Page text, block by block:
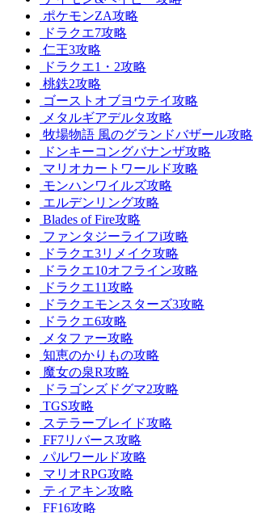
ポケモンZA攻略
ドラクエ7攻略
仁王3攻略
ドラクエ1・2攻略
桃鉄2攻略
ゴーストオブヨウテイ攻略
メタルギアデルタ攻略
牧場物語 風のグランドバザール攻略
ドンキーコングバナンザ攻略
マリオカートワールド攻略
モンハンワイルズ攻略
エルデンリング攻略
Blades of Fire攻略
ファンタジーライフi攻略
ドラクエ3リメイク攻略
ドラクエ10オフライン攻略
ドラクエ11攻略
ドラクエモンスターズ3攻略
ドラクエ6攻略
メタファー攻略
知恵のかりもの攻略
魔女の泉R攻略
ドラゴンズドグマ2攻略
TGS攻略
ステラーブレイド攻略
FF7リバース攻略
パルワールド攻略
マリオRPG攻略
ティアキン攻略
FF16攻略